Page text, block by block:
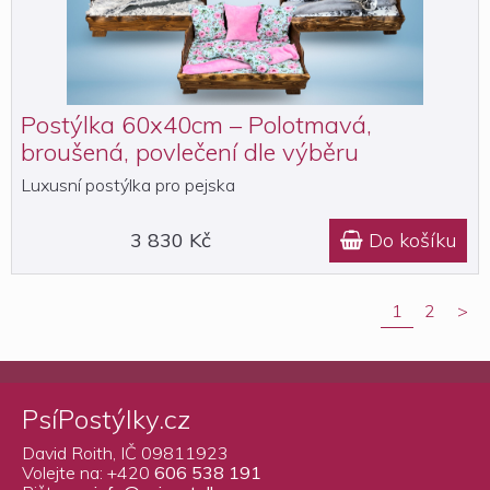
Postýlka 60x40cm – Polotmavá,
broušená, povlečení dle výběru
Luxusní postýlka pro pejska
3 830 Kč  Do košíku
1 2 >
PsíPostýlky.cz
David Roith, IČ 09811923
Volejte na: +420 606 538 191